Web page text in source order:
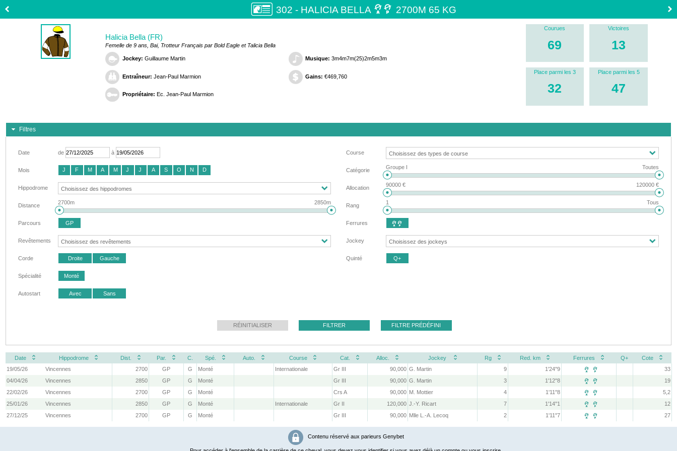
302 - HALICIA BELLA  2700M 65 KG
Halicia Bella (FR)
Femelle de 9 ans, Bai, Trotteur Français par Bold Eagle et Talicia Bella
Jockey: Guillaume Martin
Entraîneur: Jean-Paul Marmion
Propriétaire: Ec. Jean-Paul Marmion
Musique: 3m4m7m(25)2m5m3m
Gains: €469,760
Courues
69
Victoires
13
Place parmi les 3
32
Place parmi les 5
47
Filtres
Date de à
Mois J F M A M J J A S O N D
Hippodrome
Distance 2700m 2850m
Parcours GP
Revêtements
Corde Droite Gauche
Spécialité Monté
Autostart Avec Sans
Course
Catégorie Groupe I Toutes
Allocation 90000 € 120000 €
Rang 1 Tous
Ferrures 
Jockey
Quinté Q+
RÉINITIALISER FILTRER FILTRE PRÉDÉFINI
Date Hippodrome Dist. Par. C. Spé. Auto. Course Cat. Alloc. Jockey Rg Red. km Ferrures Q+
Cote
19/05/26
Vincennes 2700 GP G Monté Internationale Gr III 90,000 G. Martin 9 1'24''9  
33
04/04/26
Vincennes 2850 GP G Monté Gr III 90,000 G. Martin 3 1'12''8  
19
22/02/26
Vincennes 2700 GP G Monté Crs A 90,000 M. Mottier 4 1'11''8  
5,2
25/01/26
Vincennes 2850 GP G Monté Internationale Gr II 120,000 J.-Y. Ricart 7 1'14''1  
12
27/12/25
Vincennes 2700 GP G Monté Gr III 90,000 Mlle L.-A. Lecoq 2 1'11''7   27
Contenu réservé aux parieurs Genybet